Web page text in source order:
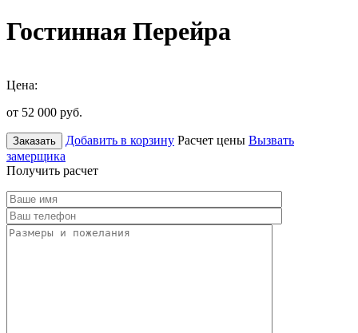
Гостинная Перейра
Цена:
от 52 000 руб.
Заказать Добавить в корзину Расчет цены Вызвать
замерщика
Получить расчет